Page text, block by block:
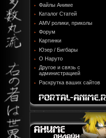
Файлы Аниме
Каталог Статей
AMV ролики, приколы
Форум
Картинки
Юзер / Бигбары
О Наруто
Другое и связь с
администрацией
Раскрутка ваших сайтов